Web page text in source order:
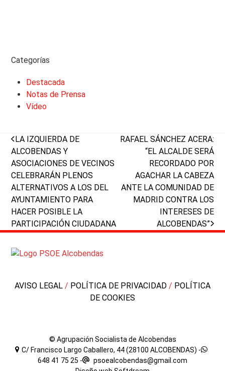
Categorías
Destacada
Notas de Prensa
Vídeo
previous
post:
LA IZQUIERDA DE
ALCOBENDAS Y
ASOCIACIONES DE VECINOS
CELEBRARÁN PLENOS
ALTERNATIVOS A LOS DEL
AYUNTAMIENTO PARA
HACER POSIBLE LA
PARTICIPACIÓN CIUDADANA
next
RAFAEL SÁNCHEZ ACERA:
“EL ALCALDE SERÁ
RECORDADO POR
AGACHAR LA CABEZA
ANTE LA COMUNIDAD DE
MADRID CONTRA LOS
INTERESES DE
ALCOBENDAS”
AVISO LEGAL / POLÍTICA DE PRIVACIDAD / POLÍTICA
DE COOKIES
© Agrupación Socialista de Alcobendas
C/ Francisco Largo Caballero, 44 (28100 ALCOBENDAS) -
648 41 75 25 -
psoealcobendas@gmail.com